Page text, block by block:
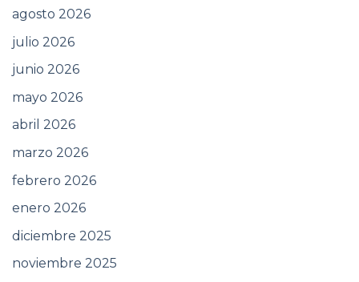
agosto 2026
julio 2026
junio 2026
mayo 2026
abril 2026
marzo 2026
febrero 2026
enero 2026
diciembre 2025
noviembre 2025